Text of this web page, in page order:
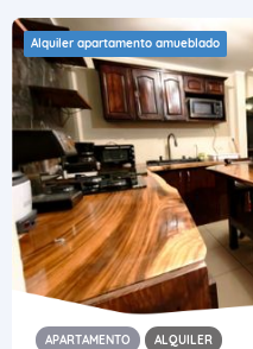
Alquiler apartamento amueblado
APARTAMENTO ALQUILER